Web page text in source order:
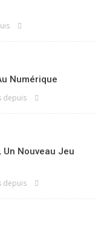
Numérique
depuis
Un Nouveau Jeu
depuis